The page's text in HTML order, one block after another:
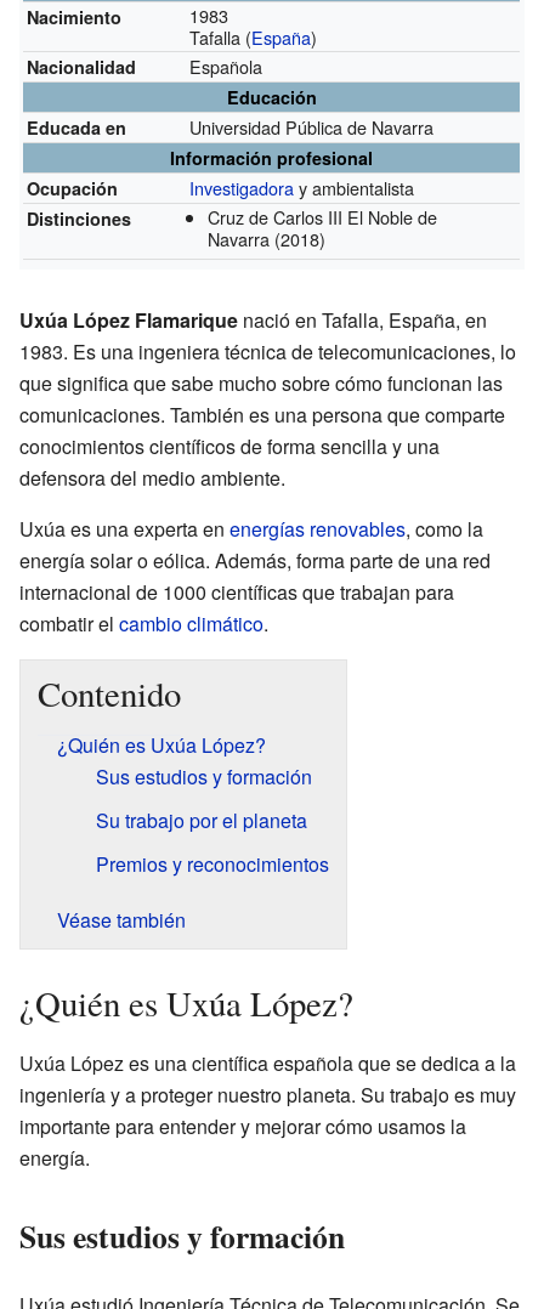
Nacimiento
1983
Tafalla (España)
Nacionalidad Española
Educación
Educada en
Universidad Pública de Navarra
Información profesional
Ocupación
Investigadoray ambientalista
Distinciones
Cruz de Carlos III El Noble de
Navarra (2018)
Uxúa López Flamarique nació en Tafalla, España, en
1983. Es una ingeniera técnica de telecomunicaciones, lo
que significa que sabe mucho sobre cómo funcionan las
comunicaciones. También es una persona que comparte
conocimientos científicos de forma sencilla y una
defensora del medio ambiente.
Uxúa es una experta en energías renovables, como la
energía solar o eólica. Además, forma parte de una red
internacional de 1000 científicas que trabajan para
combatir el cambio climático.
Contenido
¿Quién es Uxúa López?
Sus estudios y formación
Su trabajo por el planeta
Premios y reconocimientos
Véase también
¿Quién es Uxúa López?
Uxúa López es una científica española que se dedica a la
ingeniería y a proteger nuestro planeta. Su trabajo es muy
importante para entender y mejorar cómo usamos la
energía.
Sus estudios y formación